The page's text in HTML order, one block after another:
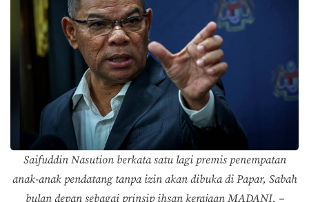
Saifuddin Nasution berkata satu lagi premis penempatan
anak-anak pendatang tanpa izin akan dibuka di Papar, Sabah
bulan depan sebagai prinsip ihsan kerajaan MADANI. –